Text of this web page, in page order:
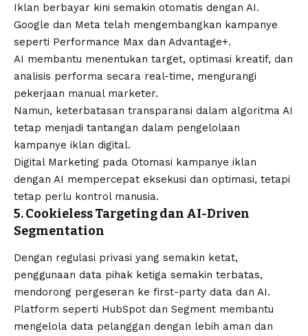
Iklan berbayar kini semakin otomatis dengan AI.
Google dan Meta telah mengembangkan kampanye
seperti Performance Max dan Advantage+.
AI membantu menentukan target, optimasi kreatif, dan
analisis performa secara real-time, mengurangi
pekerjaan manual marketer.
Namun, keterbatasan transparansi dalam algoritma AI
tetap menjadi tantangan dalam pengelolaan
kampanye iklan digital.
Digital Marketing pada Otomasi kampanye iklan
dengan AI mempercepat eksekusi dan optimasi, tetapi
tetap perlu kontrol manusia.
5. Cookieless Targeting dan AI-Driven
Segmentation
Dengan regulasi privasi yang semakin ketat,
penggunaan data pihak ketiga semakin terbatas,
mendorong pergeseran ke first-party data dan AI.
Platform seperti HubSpot dan Segment membantu
mengelola data pelanggan dengan lebih aman dan